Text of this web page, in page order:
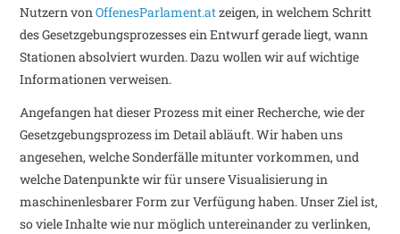
Nutzern vonOffenesParlament.atzeigen, in welchem Schritt
des Gesetzgebungsprozesses ein Entwurf gerade liegt, wann
Stationen absolviert wurden. Dazu wollen wir auf wichtige
Informationen verweisen.
Angefangen hat dieser Prozess mit einer Recherche, wie der
Gesetzgebungsprozess im Detail abläuft. Wir haben uns
angesehen, welche Sonderfälle mitunter vorkommen, und
welche Datenpunkte wir für unsere Visualisierung in
maschinenlesbarer Form zur Verfügung haben. Unser Ziel ist,
so viele Inhalte wie nur möglich untereinander zu verlinken,